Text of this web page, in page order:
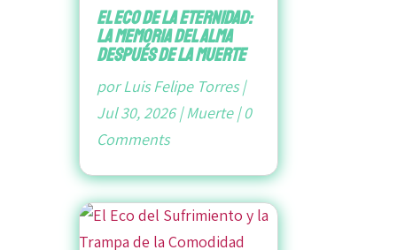
El Eco de la Eternidad:
La Memoria del Alma
después de la Muerte
porLuis Felipe Torres|
Jul 30, 2026|Muerte|0
Comments